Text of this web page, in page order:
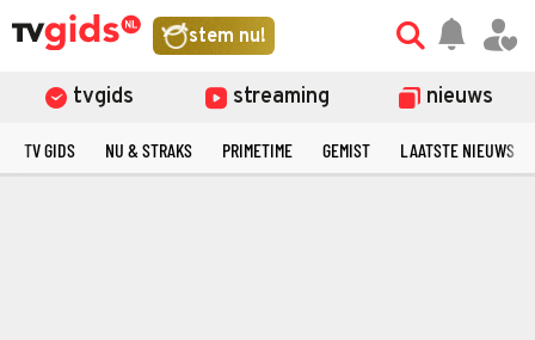
stem nu!
tvgids streaming nieuws
TV GIDS NU & STRAKS PRIMETIME GEMIST LAATSTE NIEUWS